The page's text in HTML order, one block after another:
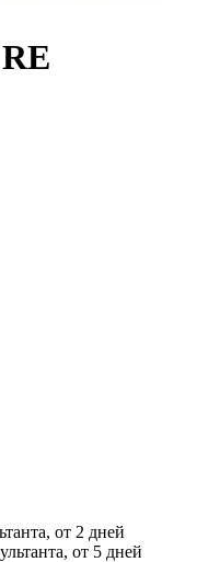
от 2 дней
от 5 дней